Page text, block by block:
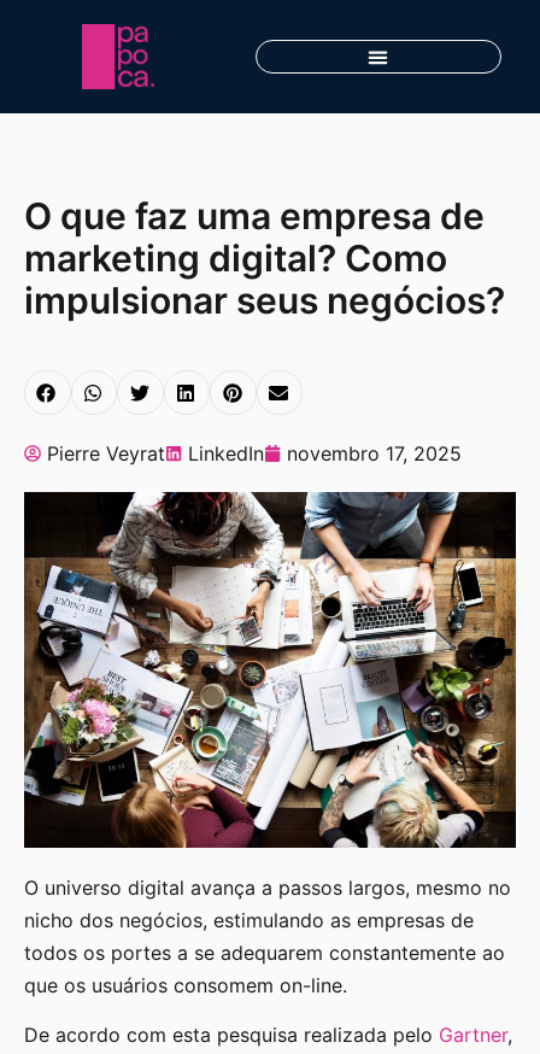
O que faz uma empresa de
marketing digital? Como
impulsionar seus negócios?
Pierre Veyrat LinkedIn novembro 17, 2025
O universo digital avança a passos largos, mesmo no
nicho dos negócios, estimulando as empresas de
todos os portes a se adequarem constantemente ao
que os usuários consomem on-line.
De acordo com esta pesquisa realizada pelo Gartner,